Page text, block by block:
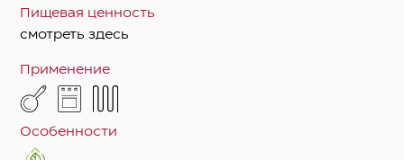
Пищевая ценность
смотреть здесь
Применение
Особенности